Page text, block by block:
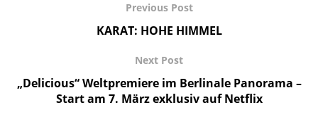
Previous Post
KARAT: HOHE HIMMEL
Next Post
„Delicious“ Weltpremiere im Berlinale Panorama –
Start am 7. März exklusiv auf Netflix